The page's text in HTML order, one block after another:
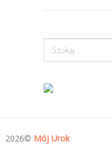
2026© Mój Urok